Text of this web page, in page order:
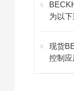
为以
现货
控制应